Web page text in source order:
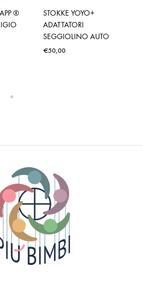
®
STOKKE YOYO+
ADATTATORI
SEGGIOLINO AUTO
€50,00